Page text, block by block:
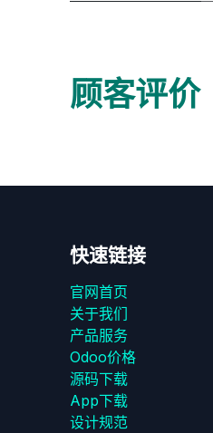
顾客评价
快速链接
官网首页
关于我们
产品服务
Odoo价格
源码下载
App下载
设计规范